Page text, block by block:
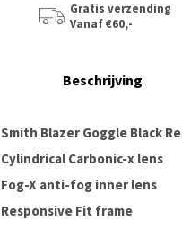
Gratis verzending
Vanaf €60,-
Beschrijving
Smith Blazer Goggle Black
Cylindrical Carbonic-x lens
Fog-X anti-fog inner lens
Responsive Fit frame